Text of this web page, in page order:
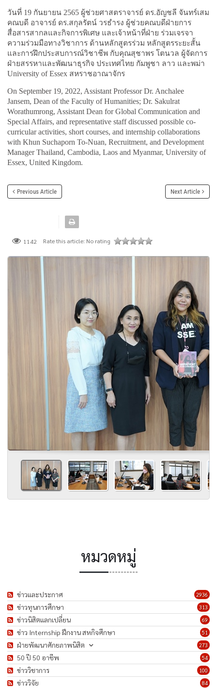
วันที่ 19 กันยายน 2565 ผู้ช่วยศาสตราจารย์ ดร.อัญชลี จันทร์เสม
คณบดี อาจารย์ ดร.สกุลรัตน์ วรธำรง ผู้ช่วยคณบดีฝ่ายการ
สื่อสารสากลและกิจการพิเศษ และเจ้าหน้าที่ฝ่าย ร่วมเจรจา
ความร่วมมือทางวิชาการ ด้านหลักสูตรร่วม หลักสูตรระยะสั้น
และการฝึกประสบการณ์วิชาชีพ กับคุณสุชาพร โตนวล ผู้จัดการ
ฝ่ายสรรหาและพัฒนาธุรกิจ ประเทศไทย กัมพูชา ลาว และพม่า
University of Essex สหราชอาณาจักร
On September 19, 2022, Assistant Professor Dr. Anchalee
Jansem, Dean of the Faculty of Humanities; Dr. Sakulrat
Worathumrong, Assistant Dean for Global Communication and
Special Affairs, and representative staff discussed possible co-
curricular activities, short courses, and internship collaborations
with Khun Suchaporn To-Nuan, Recruitment, and Development
Manager Thailand, Cambodia, Laos and Myanmar, University of
Essex, United Kingdom.
Previous Article Next Article
1142 Rate this article: No rating
หมวดหมู่
2936
ข่าวและประกาศ
313
ข่าวทุนการศึกษา
69
ข่าวนิสิตแลกเปลี่ยน
51
ข่าว Internship ฝึกงาน สหกิจศึกษา
273
ฝ่ายพัฒนาศักยภาพนิสิต
54
50 ปี 50 อาชีพ
100
ข่าววิชาการ
84
ข่าววิจัย